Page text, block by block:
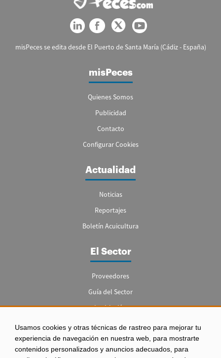
Usamos cookies y otras técnicas de rastreo para mejorar tu
experiencia de navegación en nuestra web, para mostrarte
contenidos personalizados y anuncios adecuados, para
misPeces se edita desde El Puerto de Santa María (Cádiz - España)
misPeces
Quienes Somos
Publicidad
Contacto
Configurar Cookies
Actualidad
Noticias
Reportajes
Boletín Acuicultura
El Sector
Proveedores
Guía del Sector
Legislación
Empleo